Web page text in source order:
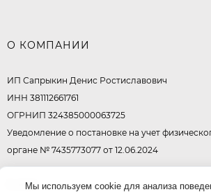
О КОМПАНИИ
ИП Сапрыкин Денис Ростиславович
ИНН 381112661761
ОГРНИП 324385000063725
Уведомление о постановке на учет
органе № 7435773077 от 12.06.2024
© 2026Мы используем cookie для анализа